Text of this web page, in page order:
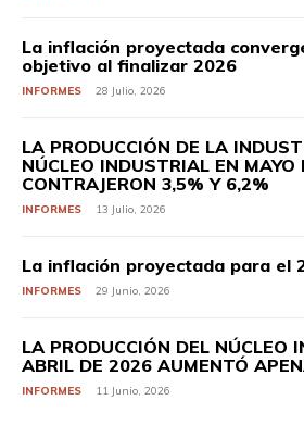
La inflación proyectada
objetivo al finalizar 2026
INFORMES 28 Julio, 2026
LA PRODUCCIÓN DE LA
NÚCLEO INDUSTRIAL EN MAYO
CONTRAJERON 3,5% Y 6,2%
INFORMES 13 Julio, 2026
La inflación proyectada para el
INFORMES 29 Junio, 2026
LA PRODUCCIÓN DEL NÚCLEO
ABRIL DE 2026 AUMENTÓ
INFORMES 11 Junio, 2026